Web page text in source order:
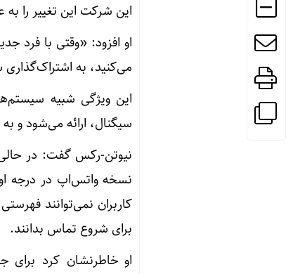
این شرکت این تغییر را
او افزود: «وقتی با فرد
می‌کنید، به
این ویژگی شبیه
سیگنال، ارائه می‌شود و
نیوتن-رکس گفت: در
نسخه واتس‌اپ در درجه
کاربران نمی‌توانند
برای شروع تماس بدانند.
او خاطرنشان کرد برای